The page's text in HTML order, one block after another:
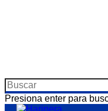
Presiona enter para